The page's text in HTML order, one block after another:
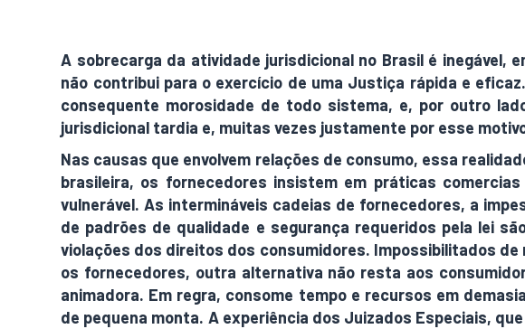
A sobrecarga da atividade jurisdicional no Brasil é inegável,
não contribui para o exercício de uma Justiça rápida e
consequente morosidade de todo sistema, e, por outro
jurisdicional tardia e, muitas vezes justamente por esse
Nas causas que envolvem relações de consumo, essa
brasileira, os fornecedores insistem em práticas
vulnerável. As intermináveis cadeias de fornecedores, a
de padrões de qualidade e segurança requeridos pela lei
violações dos direitos dos consumidores. Impossibilitados
os fornecedores, outra alternativa não resta aos
animadora. Em regra, consome tempo e recursos em
de pequena monta. A experiência dos Juizados Especiais,